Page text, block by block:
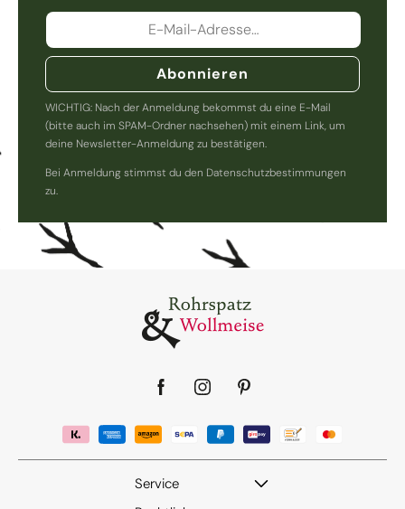
Abonnieren
WICHTIG: Nach der Anmeldung bekommst du eine E-Mail
(bitte auch im SPAM-Ordner nachsehen) mit einem Link, um
deine Newsletter-Anmeldung zu bestätigen.
Bei Anmeldung stimmst du den Datenschutzbestimmungen
zu.
Facebook
InstagramPinterest
Service